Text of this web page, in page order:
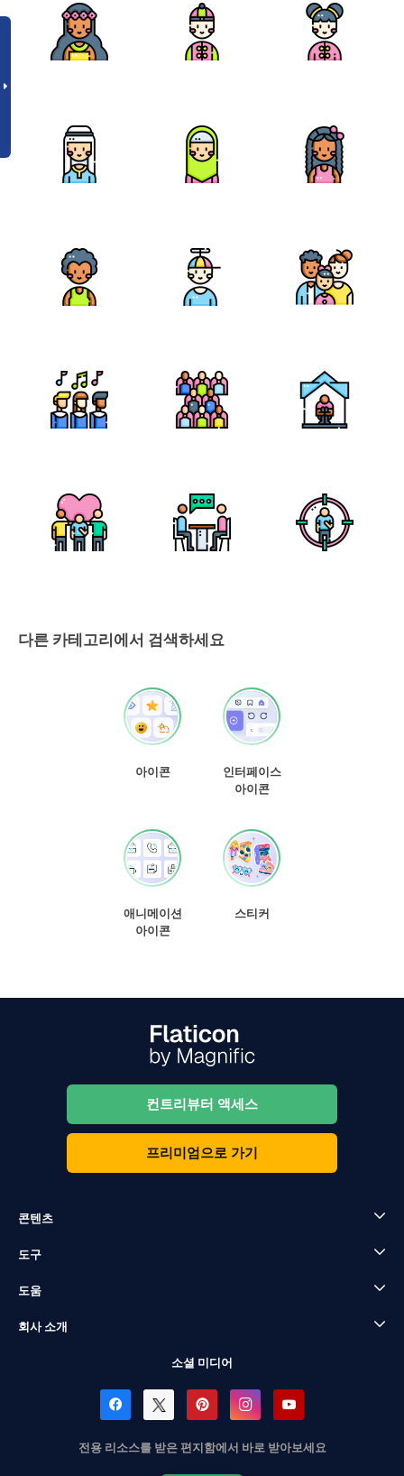
다른 카테고리에서 검색하세요
아이콘
인터페이스
아이콘
애니메이션
아이콘
스티커
컨트리뷰터 액세스
프리미엄으로 가기
콘텐츠
도구
도움
회사 소개
소셜 미디어
전용 리소스를 받은 편지함에서 바로 받아보세요